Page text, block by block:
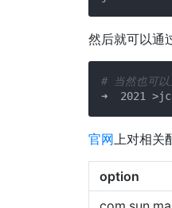
然后就可以通
# 当然也可以
官网上对相关
option